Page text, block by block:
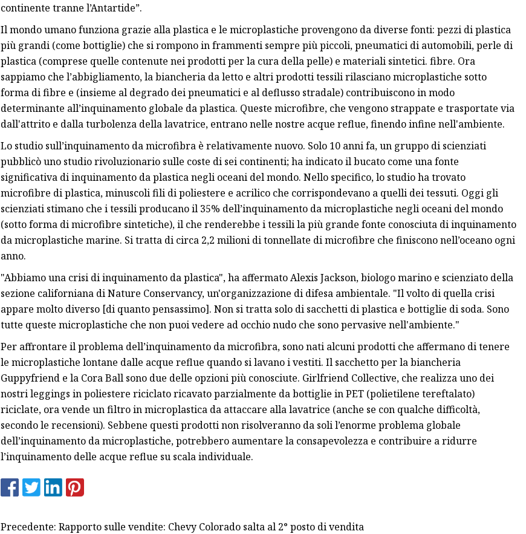
continente tranne l’Antartide”.
Il mondo umano funziona grazie alla plastica e le microplastiche provengono da diverse fonti: pezzi di plastica
più grandi (come bottiglie) che si rompono in frammenti sempre più piccoli, pneumatici di automobili, perle di
plastica (comprese quelle contenute nei prodotti per la cura della pelle) e materiali sintetici. fibre. Ora
sappiamo che l’abbigliamento, la biancheria da letto e altri prodotti tessili rilasciano microplastiche sotto
forma di fibre e (insieme al degrado dei pneumatici e al deflusso stradale) contribuiscono in modo
determinante all’inquinamento globale da plastica. Queste microfibre, che vengono strappate e trasportate via
dall'attrito e dalla turbolenza della lavatrice, entrano nelle nostre acque reflue, finendo infine nell'ambiente.
Lo studio sull’inquinamento da microfibra è relativamente nuovo. Solo 10 anni fa, un gruppo di scienziati
pubblicò uno studio rivoluzionario sulle coste di sei continenti; ha indicato il bucato come una fonte
significativa di inquinamento da plastica negli oceani del mondo. Nello specifico, lo studio ha trovato
microfibre di plastica, minuscoli fili di poliestere e acrilico che corrispondevano a quelli dei tessuti. Oggi gli
scienziati stimano che i tessili producano il 35% dell’inquinamento da microplastiche negli oceani del mondo
(sotto forma di microfibre sintetiche), il che renderebbe i tessili la più grande fonte conosciuta di inquinamento
da microplastiche marine. Si tratta di circa 2,2 milioni di tonnellate di microfibre che finiscono nell’oceano ogni
anno.
"Abbiamo una crisi di inquinamento da plastica", ha affermato Alexis Jackson, biologo marino e scienziato della
sezione californiana di Nature Conservancy, un'organizzazione di difesa ambientale. "Il volto di quella crisi
appare molto diverso [di quanto pensassimo]. Non si tratta solo di sacchetti di plastica e bottiglie di soda. Sono
tutte queste microplastiche che non puoi vedere ad occhio nudo che sono pervasive nell'ambiente."
Per affrontare il problema dell’inquinamento da microfibra, sono nati alcuni prodotti che affermano di tenere
le microplastiche lontane dalle acque reflue quando si lavano i vestiti. Il sacchetto per la biancheria
Guppyfriend e la Cora Ball sono due delle opzioni più conosciute. Girlfriend Collective, che realizza uno dei
nostri leggings in poliestere riciclato ricavato parzialmente da bottiglie in PET (polietilene tereftalato)
riciclate, ora vende un filtro in microplastica da attaccare alla lavatrice (anche se con qualche difficoltà,
secondo le recensioni). Sebbene questi prodotti non risolveranno da soli l’enorme problema globale
dell’inquinamento da microplastiche, potrebbero aumentare la consapevolezza e contribuire a ridurre
l’inquinamento delle acque reflue su scala individuale.
Precedente: Rapporto sulle vendite: Chevy Colorado salta al 2° posto di vendita